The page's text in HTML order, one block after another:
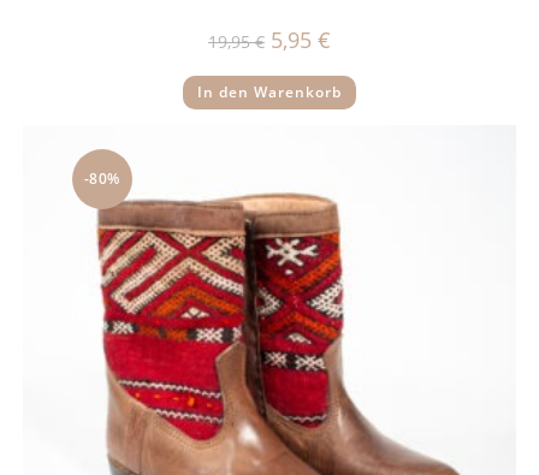
19,95€ Ursprünglicher
Preis
19,95 €
5,95 €
5,95 €.
In den Warenkorb
-80%